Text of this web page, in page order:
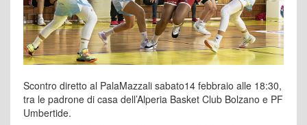
Scontro diretto al PalaMazzali sabato14 febbraio alle 18:30,
tra le padrone di casa dell’Alperia Basket Club Bolzano e PF
Umbertide.